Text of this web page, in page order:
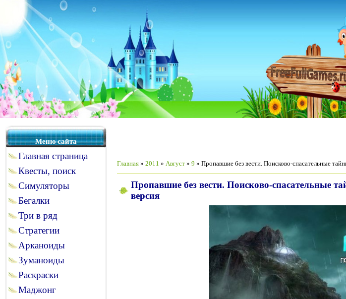
Меню сайта
Главная страница
Квесты, поиск
Симуляторы
Бегалки
Три в ряд
Стратегии
Арканоиды
Зуманоиды
Раскраски
Маджонг
Главная » 2011 » Август » 9 » Пропавшие без вести. Поисково-спасательные
Пропавшие без вести. Поисково-спасательные
версия